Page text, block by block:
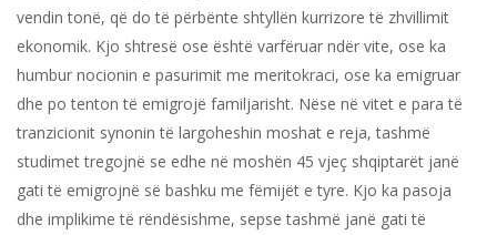
vendin tonë, që do të përbënte shtyllën kurrizore të zhvillimit
ekonomik. Kjo shtresë ose është varfëruar ndër vite, ose ka
humbur nocionin e pasurimit me meritokraci, ose ka emigruar
dhe po tenton të emigrojë familjarisht. Nëse në vitet e para të
tranzicionit synonin të largoheshin moshat e reja, tashmë
studimet tregojnë se edhe në moshën 45 vjeç shqiptarët janë
gati të emigrojnë së bashku me fëmijët e tyre. Kjo ka pasoja
dhe implikime të rëndësishme, sepse tashmë janë gati të